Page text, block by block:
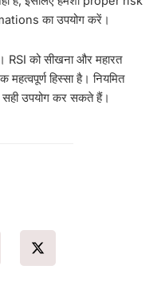
का उपयोग करें।
RSI को सीखना और महारत
हिस्सा है। नियमित
उपयोग कर सकते हैं।